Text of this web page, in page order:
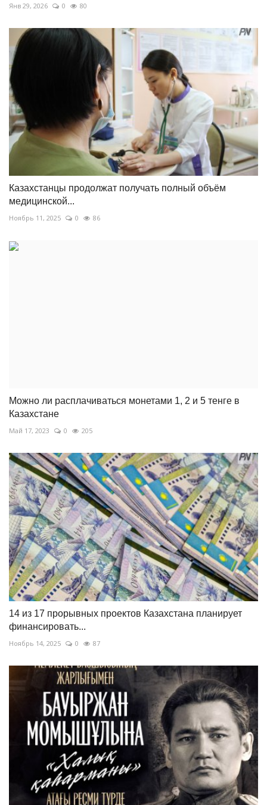
Янв 29, 2026 0 80
Казахстанцы продолжат получать полный объём
медицинской...
Ноябрь 11, 2025 0 86
Можно ли расплачиваться монетами 1, 2 и 5 тенге в
Казахстане
Май 17, 2023 0 205
14 из 17 прорывных проектов Казахстана планирует
финансировать...
Ноябрь 14, 2025 0 87